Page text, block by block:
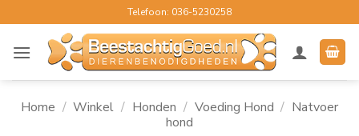
naar
inhoud
Telefoon: 036-5230258
Home / Winkel / Honden / Voeding Hond / Natvoer
hond